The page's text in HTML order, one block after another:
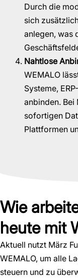
Durch die
sich
anlegen, was
Nahtlose
WEMALO
Systeme,
anbinden.
sofortigen
Plattformen
Wie
heute mit
Aktuell nutzt März
WEMALO, um alle
steuern und zu